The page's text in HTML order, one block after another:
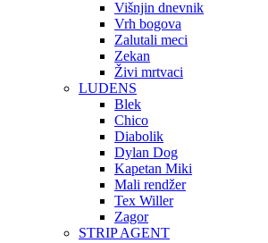
Višnjin dnevnik
Vrh bogova
Zalutali meci
Zekan
Živi mrtvaci
LUDENS
Blek
Chico
Diabolik
Dylan Dog
Kapetan Miki
Mali rendžer
Tex Willer
Zagor
STRIP AGENT